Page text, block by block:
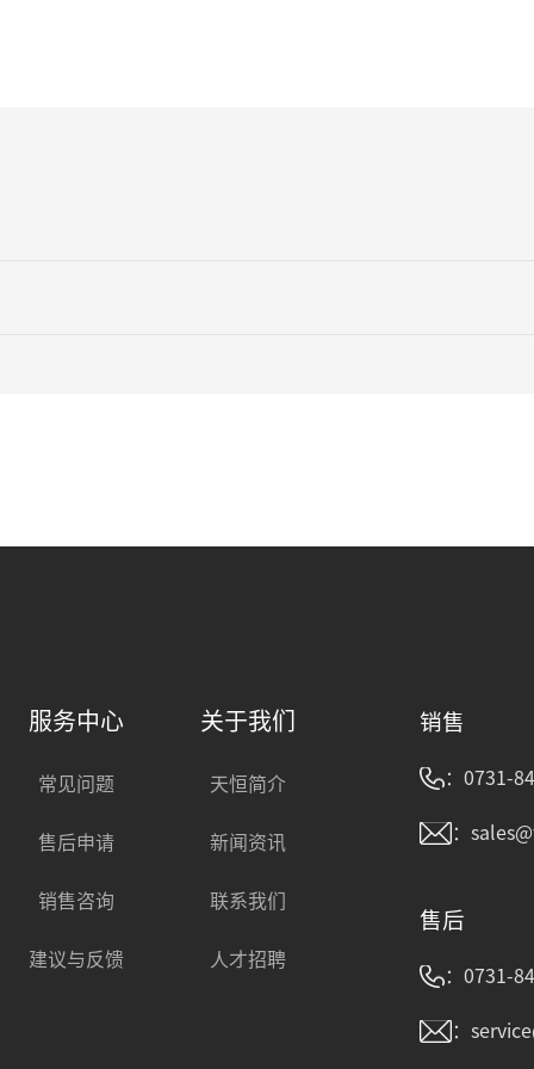
服务中心
常见问题
售后申请
销售咨询
建议与反馈
关于我们
天恒简介
新闻资讯
联系我们
人才招聘
销售
：0731-
：
售后
：0731-
：